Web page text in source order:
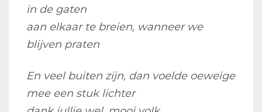
in de gaten
aan elkaar te breien, wanneer we
blijven praten
En veel buiten zijn, dan voelde oeweige
mee een stuk lichter